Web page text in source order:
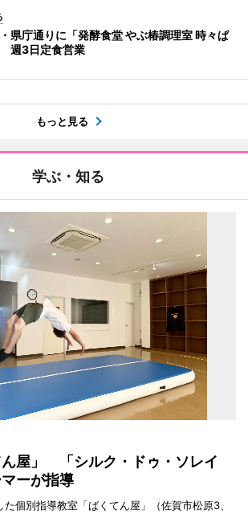
県庁通りに「発酵食堂 やぶ椿調理室 時々ぱ
週3日定食営業
もっと見る
学ぶ・知る
屋」 「シルク・ドゥ・ソレイ
ーが指導
個別指導教室「ばくてん屋」（佐賀市松原3、